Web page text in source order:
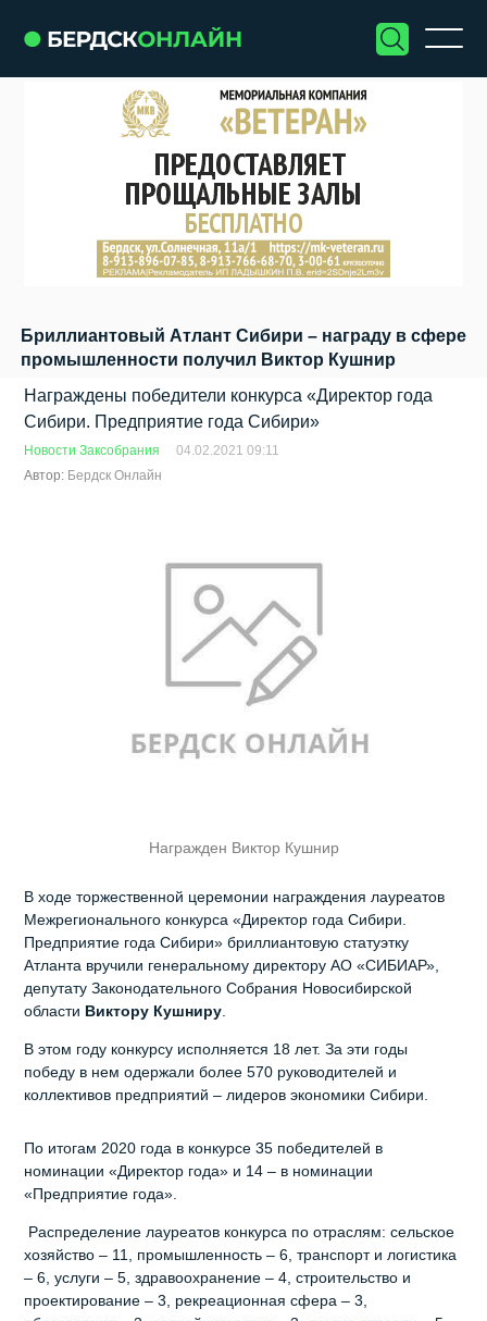
Бриллиантовый Атлант Сибири – награду в сфере
промышленности получил Виктор Кушнир
Награждены победители конкурса «Директор года
Сибири. Предприятие года Сибири»
Новости Заксобрания
04.02.2021 09:11
Автор: Бердск Онлайн
Награжден Виктор Кушнир
В ходе торжественной церемонии награждения лауреатов
Межрегионального конкурса «Директор года Сибири.
Предприятие года Сибири» бриллиантовую статуэтку
Атланта вручили генеральному директору АО «СИБИАР»,
депутату Законодательного Собрания Новосибирской
области Виктору Кушниру.
В этом году конкурсу исполняется 18 лет. За эти годы
победу в нем одержали более 570 руководителей и
коллективов предприятий – лидеров экономики Сибири.
По итогам 2020 года в конкурсе 35 победителей в
номинации «Директор года» и 14 – в номинации
«Предприятие года».
Распределение лауреатов конкурса по отраслям: сельское
хозяйство – 11, промышленность – 6, транспорт и логистика
– 6, услуги – 5, здравоохранение – 4, строительство и
проектирование – 3, рекреационная сфера – 3,